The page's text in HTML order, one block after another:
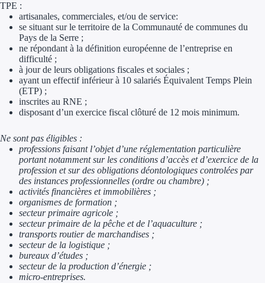
Solutions MAPi
Trouvez des idées de
Quelles aides pour
Ouvrage
Territoires
Régions de A à H
TPE :
artisanales, commerciales, et/ou de service:
se situant sur le territoire de la Communauté de communes du
Pays de la Serre ;
ne répondant à la définition européenne de l’entreprise en
difficulté ;
à jour de leurs obligations fiscales et sociales ;
ayant un effectif inférieur à 10 salariés Équivalent Temps Plein
(ETP) ;
inscrites au RNE ;
disposant d’un exercice fiscal clôturé de 12 mois minimum.
Ne sont pas éligibles :
professions faisant l’objet d’une réglementation particulière
portant notamment sur les conditions d’accès et d’exercice de la
profession et sur des obligations déontologiques controlées par
des instances professionnelles (ordre ou chambre) ;
activités financières et immobilières ;
organismes de formation ;
secteur primaire agricole ;
secteur primaire de la pêche et de l’aquaculture ;
transports routier de marchandises ;
secteur de la logistique ;
bureaux d’études ;
secteur de la production d’énergie ;
micro-entreprises.